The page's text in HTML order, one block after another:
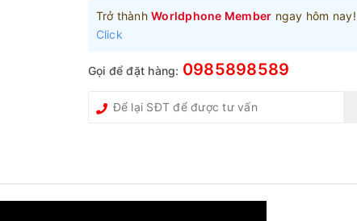
Trở thành Worldphone Member ngay hôm nay!
Click
Gọi để đặt hàng: 0985898589